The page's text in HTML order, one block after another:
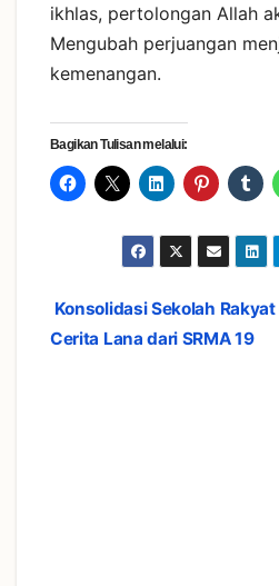
ikhlas, pertolongan Allah
Mengubah perjuangan
kemenangan.
Bagikan Tulisan melalui:
Navigasi
Konsolidasi Sekolah
Cerita Lana dari SRMA 19